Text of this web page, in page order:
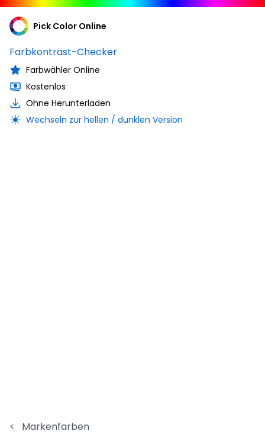
Pick Color Online
Farbkontrast-Checker
Farbwähler Online
Kostenlos
Ohne Herunterladen
Wechseln zur hellen / dunklen Version
< Markenfarben